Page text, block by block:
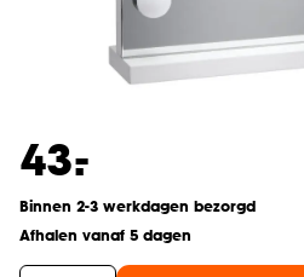
43.
-
Binnen 2-3 werkdagen bezorgd
Afhalen vanaf 5 dagen